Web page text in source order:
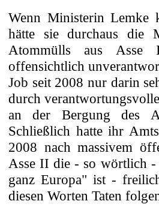
Wenn Ministerin Lemke
hätte sie durchaus die
Atommülls aus
offensichtlich
Job seit 2008 nur darin
durch
an der Bergung des
Schließlich hatte ihr
2008 nach massivem
Asse II die - so wörtlich -
ganz Europa" ist -
diesen Worten Taten